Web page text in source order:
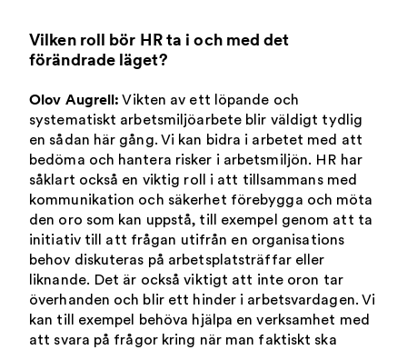
Vilken roll bör HR ta i och med det
förändrade läget?
Olov Augrell: Vikten av ett löpande och
systematiskt arbetsmiljöarbete blir väldigt tydlig
en sådan här gång. Vi kan bidra i arbetet med att
bedöma och hantera risker i arbetsmiljön. HR har
såklart också en viktig roll i att tillsammans med
kommunikation och säkerhet förebygga och möta
den oro som kan uppstå, till exempel genom att ta
initiativ till att frågan utifrån en organisations
behov diskuteras på arbetsplatsträffar eller
liknande. Det är också viktigt att inte oron tar
överhanden och blir ett hinder i arbetsvardagen. Vi
kan till exempel behöva hjälpa en verksamhet med
att svara på frågor kring när man faktiskt ska